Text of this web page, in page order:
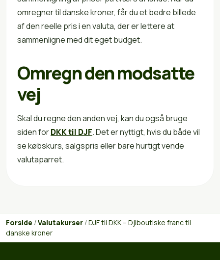
omregner til danske kroner, får du et bedre billede
af den reelle pris i en valuta, der er lettere at
sammenligne med dit eget budget.
Omregn den modsatte
vej
Skal du regne den anden vej, kan du også bruge
siden forDKK til DJF. Det er nyttigt, hvis du både vil
se købskurs, salgspris eller bare hurtigt vende
valutaparret.
Forside /Valutakurser /DJF til DKK – Djiboutiske franc til
danske kroner